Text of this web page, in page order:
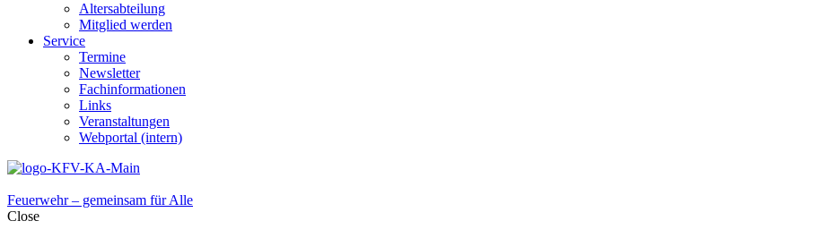
Altersabteilung
Mitglied werden
Service
Termine
Newsletter
Fachinformationen
Links
Veranstaltungen
Webportal (intern)
Feuerwehr – gemeinsam für Alle
Close